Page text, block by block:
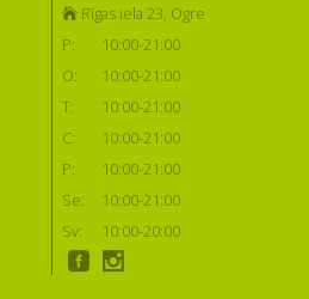
Rīgas iela 23, Ogre
P:
10:00-21:00
O:
10:00-21:00
T:
10:00-21:00
C:
10:00-21:00
P:
10:00-21:00
Se:
10:00-21:00
Sv:
10:00-20:00